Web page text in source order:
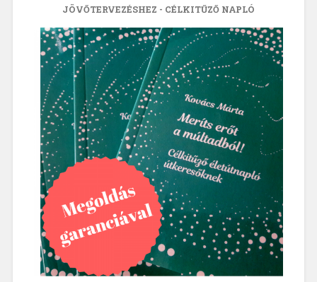
JÖVŐTERVEZÉSHEZ - CÉLKITŰZŐ NAPLÓ